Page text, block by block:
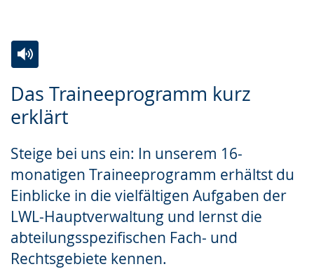
Das Traineeprogramm kurz
erklärt
Steige bei uns ein: In unserem 16-
monatigen Traineeprogramm erhältst du
Einblicke in die vielfältigen Aufgaben der
LWL-Hauptverwaltung und lernst die
abteilungsspezifischen Fach- und
Rechtsgebiete kennen.
Leichten
Sprache
Audio-
Unterstützung.
Video
in
Gebärdensprache
wird
angezeigt.